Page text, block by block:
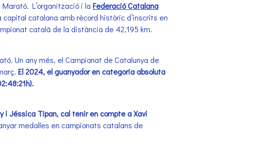
L’organització i la Federació Catalana
catalana amb rècord històric d’inscrits en
català de la distància de 42,195 km.
Un any més, el Campionat de Catalunya de
El 2024, el guanyador en categoria absoluta
Jéssica Tipan, cal tenir en compte a Xavi
medalles en campionats catalans de